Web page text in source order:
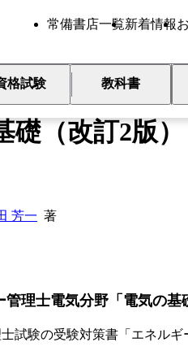
常備書店一覧新着情報
格試験 教科書
理士徹底マスター
礎（改訂2版）
芳一 著
管理士電気分野「電気の基
試験の受験対策書「エネル